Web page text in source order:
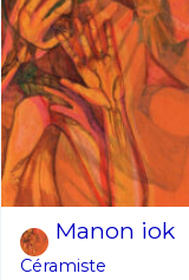
Manon iok
Céramiste